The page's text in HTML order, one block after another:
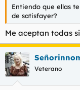
Entiendo que ellas
de satisfayer?
Me aceptan todas
Veterano